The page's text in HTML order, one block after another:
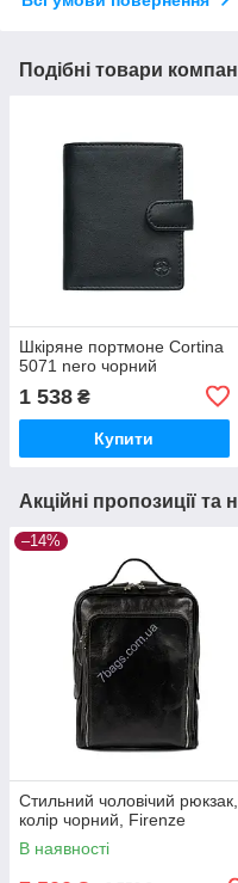
Подібні товари
Шкіряне портмоне Cortina
5071 nero чорний
1 538 ₴
Купити
Акційні пропозиції та
–14%
Стильний чоловічий рюкзак,
колір чорний, Firenze
В наявності